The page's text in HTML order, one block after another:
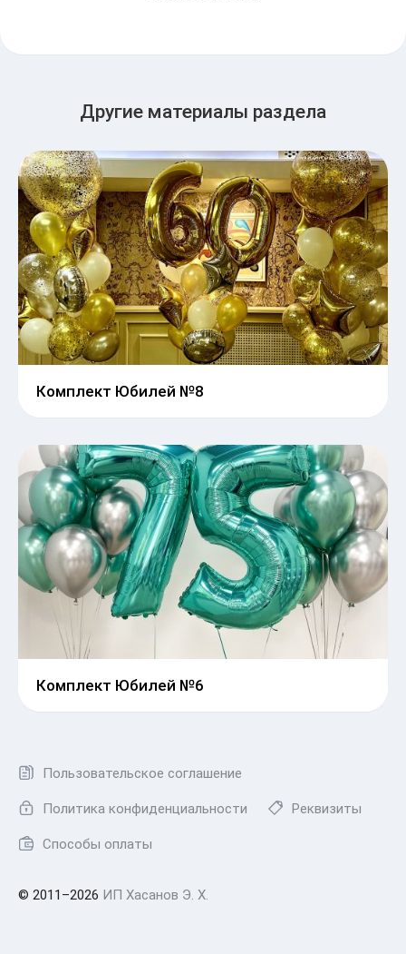
Другие материалы раздела
Комплект Юбилей №8
Комплект Юбилей №6
Пользовательское соглашение
Политика конфиденциальности Реквизиты
Способы оплаты
© 2011–2026 ИП Хасанов Э. Х.